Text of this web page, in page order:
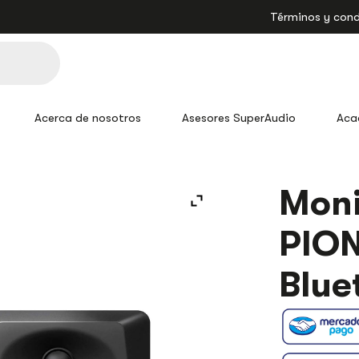
Términos y
Acerca de nosotros Asesores SuperAudio
MONITORES
DM-
40D-
BT
PIONEER
BLUETOOTH
CANTIDAD